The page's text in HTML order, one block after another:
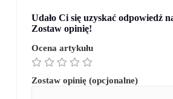
Udało Ci się uzyskać odpowiedź
Zostaw opinię!
Ocena artykułu
Zostaw opinię (opcjonalne)